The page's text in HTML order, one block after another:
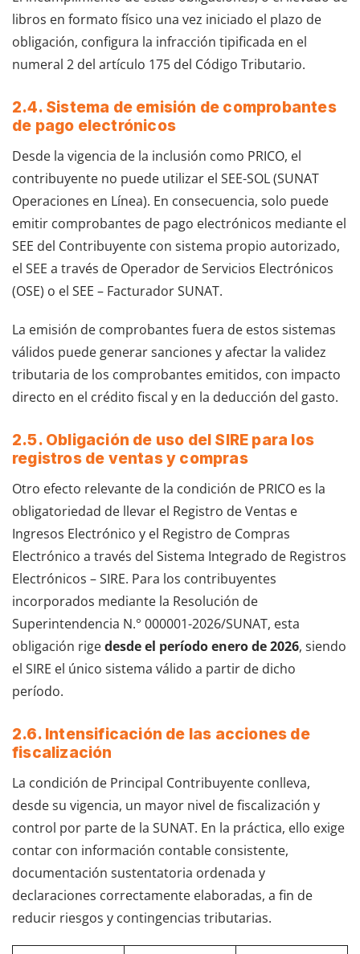
libros en formato físico una vez iniciado el plazo de
obligación, configura la infracción tipificada en el
numeral 2 del artículo 175 del Código Tributario.
2.4. Sistema de emisión de comprobantes
de pago electrónicos
Desde la vigencia de la inclusión como PRICO, el
contribuyente no puede utilizar el SEE-SOL (SUNAT
Operaciones en Línea). En consecuencia, solo puede
emitir comprobantes de pago electrónicos mediante el
SEE del Contribuyente con sistema propio autorizado,
el SEE a través de Operador de Servicios Electrónicos
(OSE) o el SEE – Facturador SUNAT.
La emisión de comprobantes fuera de estos sistemas
válidos puede generar sanciones y afectar la validez
tributaria de los comprobantes emitidos, con impacto
directo en el crédito fiscal y en la deducción del gasto.
2.5. Obligación de uso del SIRE para los
registros de ventas y compras
Otro efecto relevante de la condición de PRICO es la
obligatoriedad de llevar el Registro de Ventas e
Ingresos Electrónico y el Registro de Compras
Electrónico a través del Sistema Integrado de Registros
Electrónicos – SIRE. Para los contribuyentes
incorporados mediante la Resolución de
Superintendencia N.° 000001-2026/SUNAT, esta
obligación rigedesde el período enero de 2026, siendo
el SIRE el único sistema válido a partir de dicho
período.
2.6. Intensificación de las acciones de
fiscalización
La condición de Principal Contribuyente conlleva,
desde su vigencia, un mayor nivel de fiscalización y
control por parte de la SUNAT. En la práctica, ello exige
contar con información contable consistente,
documentación sustentatoria ordenada y
declaraciones correctamente elaboradas, a fin de
reducir riesgos y contingencias tributarias.